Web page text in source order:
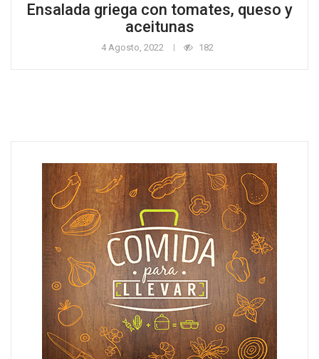
Ensalada griega con tomates, queso y
aceitunas
4 Agosto, 2022 182